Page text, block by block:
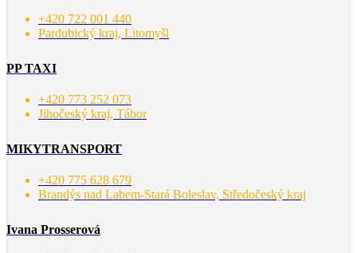
+420 722 001 440
Pardubický kraj, Litomyšl
PP TAXI
+420 773 252 073
Jihočeský kraj, Tábor
MIKYTRANSPORT
+420 775 628 679
Brandýs nad Labem-Stará Boleslav, Středočeský kraj
Ivana Prosserová